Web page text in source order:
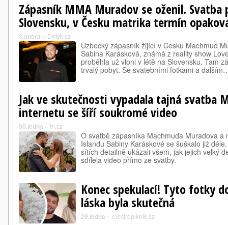
Zápasník MMA Muradov se oženil. Svatba
Slovensku, v Česku matrika termín
3.února » Dotyk.cz
Uzbecký zápasník žijící v Česku Machmud
Sabina Karásková, známá z reality show
proběhla už vloni v létě na Slovensku. Tam
trvalý pobyt. Se svatebními fotkami a
Jak ve skutečnosti vypadala tajná svatba
internetu se šíří soukromé video
30.ledna » tn.cz
O svatbě zápasníka Machmuda Muradova a
Islandu Sabiny Karáskové se šuškalo již
sítích detailně ukázali všem, jak jejich velký
sdílela video přímo ze svatby.
Konec spekulací! Tyto fotky
láska byla skutečná
29.ledna » electropiknik.cz